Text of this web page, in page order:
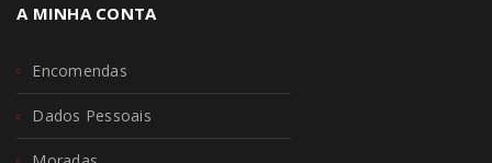
A MINHA CONTA
Encomendas
Dados Pessoais